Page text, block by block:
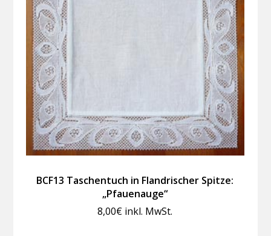
BCF13 Taschentuch in Flandrischer Spitze:
„Pfauenauge“
8,00€ inkl. MwSt.